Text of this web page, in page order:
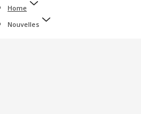
Home
Nouvelles